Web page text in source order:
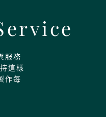
服務
這樣
作每